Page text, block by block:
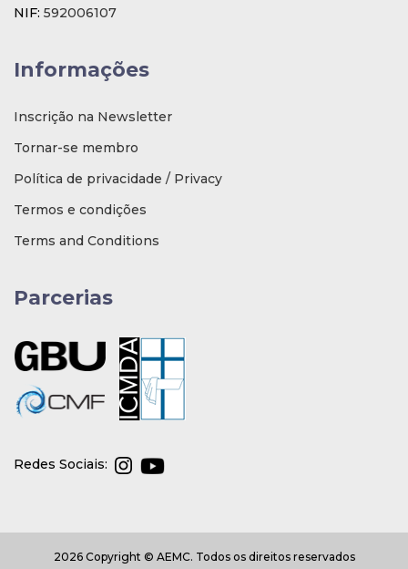
NIF: 592006107
Informações
Inscrição na Newsletter
Tornar-se membro
Política de privacidade / Privacy
Termos e condições
Terms and Conditions
Parcerias
Redes Sociais:
2026 Copyright © AEMC. Todos os direitos reservados